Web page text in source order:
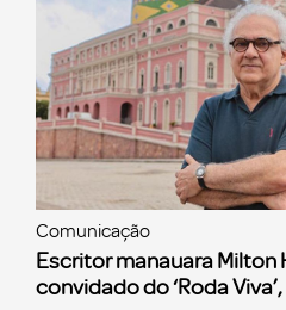
Comunicação
Escritor manauara Milton
convidado do ‘Roda